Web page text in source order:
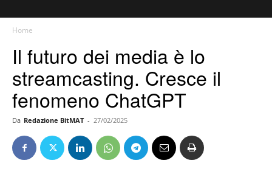
Home
Il futuro dei media è lo
streamcasting. Cresce il
fenomeno ChatGPT
Da Redazione BitMAT - 27/02/2025